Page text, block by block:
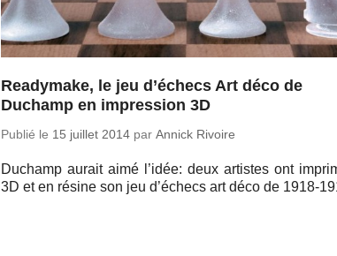
Readymake, le jeu d’échecs Art déco de
Duchamp en impression 3D
Publié le 15 juillet 2014 parAnnick Rivoire
Duchamp aurait aimé l’idée: deux ar­tistes ont
3D et en résine son jeu d’échecs art déco de 1918-